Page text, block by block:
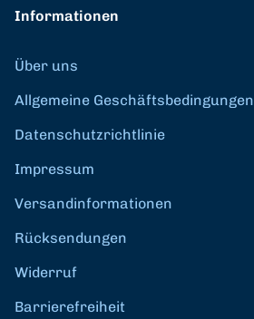
Informationen
Über uns
Allgemeine Geschäftsbedingungen
Datenschutzrichtlinie
Impressum
Versandinformationen
Rücksendungen
Widerruf
Barrierefreiheit